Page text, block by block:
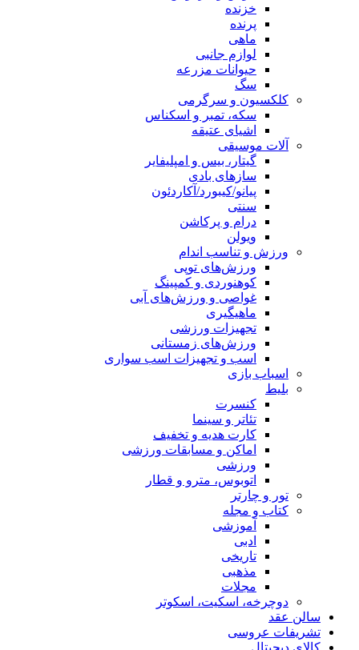
خزنده
پرنده
ماهی
لوازم جانبی
حیوانات مزرعه
سگ
کلکسیون و سرگرمی
سکه، تمبر و اسکناس
اشیای عتیقه
آلات موسیقی
گیتار، بیس و امپلیفایر
سازهای بادی
پیانو/کیبورد/آکاردئون
سنتی
درام و پرکاشن
ویولن
ورزش و تناسب اندام
ورزش‌های توپی
کوهنوردی و کمپینگ
غواصی و ورزش‌های آبی
ماهیگیری
تجهیزات ورزشی
ورزش‌های زمستانی
اسب و تجهیزات اسب سواری
اسباب‌ بازی
بلیط
کنسرت
تئاتر و سینما
کارت هدیه و تخفیف
اماکن و مسابقات ورزشی
ورزشی
اتوبوس، مترو و قطار
تور و چارتر
کتاب و مجله
آموزشی
ادبی
تاریخی
مذهبی
مجلات
دوچرخه، اسکیت، اسکوتر
سالن عقد
تشریفات عروسی